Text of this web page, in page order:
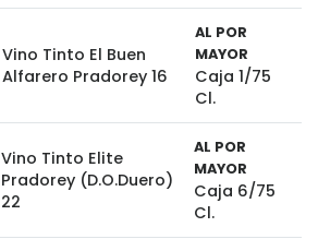
Vino Tinto El Buen
Alfarero Pradorey 16
AL POR
MAYOR
Caja 1/75
Cl.
Vino Tinto Elite
Pradorey (D.O.Duero)
22
AL POR
MAYOR
Caja 6/75
Cl.